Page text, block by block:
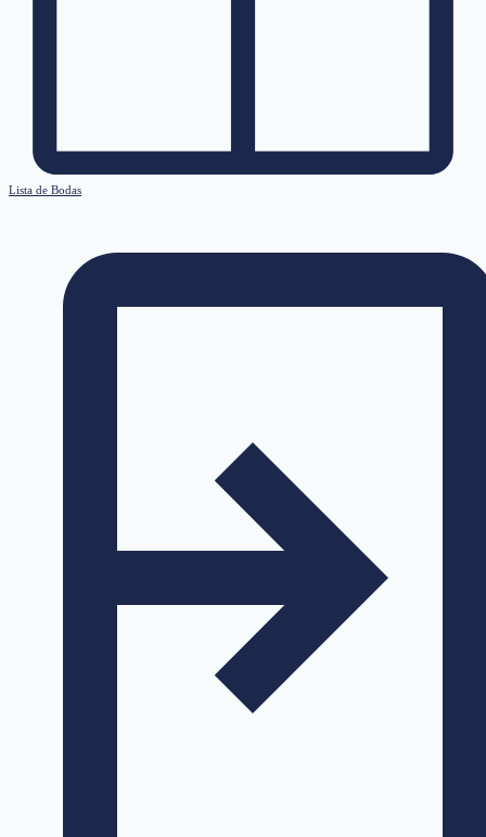
Lista de Bodas